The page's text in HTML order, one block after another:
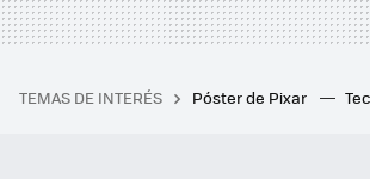
TEMAS DE INTERÉS Póster de Pixar